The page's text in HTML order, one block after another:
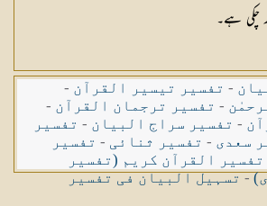
چکی ہے۔
- تفسیر تیسیر القرآن -
- تفسیر ترجمان القرآن -
- تفسیر سراج البیان - تفسیر
سعدی - تفسیر ثنائی - تفسیر
تفسیر القرآن کریم (تفسیر
-تسہیل البیان فی تفسیر